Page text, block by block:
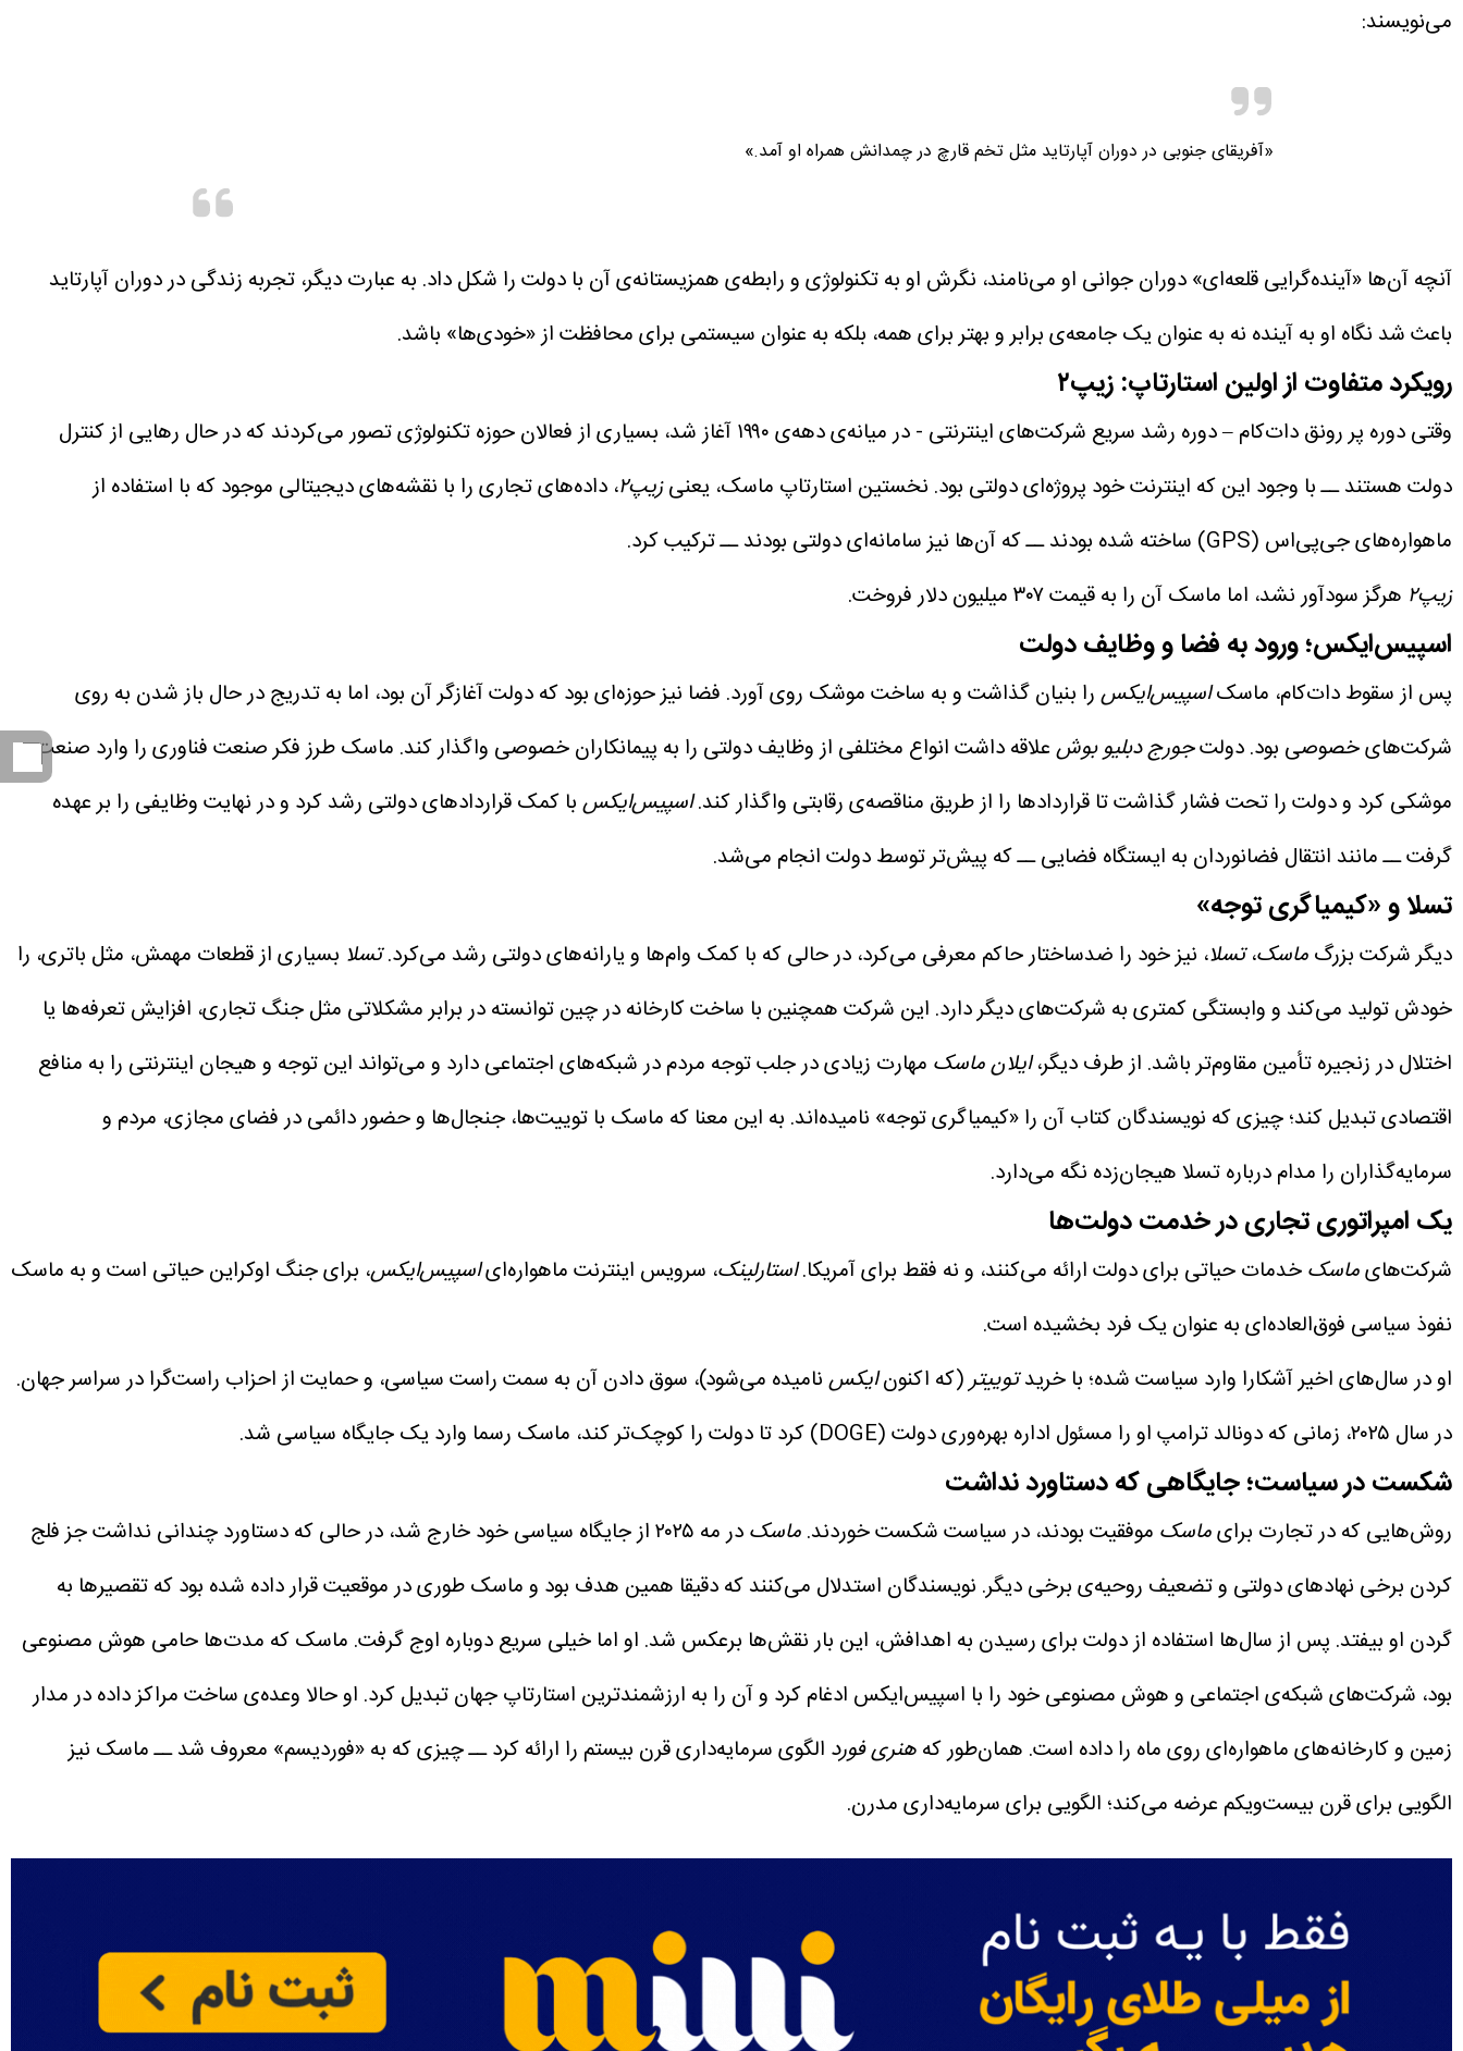
می‌نویسند:
«آفریقای جنوبی در دوران آپارتاید مثل تخم قارچ در چمدانش همراه او آمد.»
آنچه آن‌ها «آینده‌گرایی قلعه‌ای» دوران جوانی او می‌نامند، نگرش او به تکنولوژی و رابطه‌ی همزیستانه‌ی آن با دولت را شکل داد. به عبارت دیگر، تجربه زندگی در دوران آپارتاید
باعث شد نگاه او به آینده نه به‌ عنوان یک جامعه‌ی برابر و بهتر برای همه، بلکه به‌ عنوان سیستمی برای محافظت از «خودی‌ها» باشد.
رویکرد متفاوت از اولین استارتاپ: زیپ۲
وقتی دوره پر رونق دات‌کام – دوره‌ رشد سریع شرکت‌های اینترنتی - در میانه‌ی دهه‌ی ۱۹۹۰ آغاز شد، بسیاری از فعالان حوزه تکنولوژی تصور می‌کردند که در حال رهایی از کنترل
دولت هستند ــ با وجود این ‌که اینترنت خود پروژه‌ای دولتی بود. نخستین استارتاپ ماسک، یعنیزیپ۲ ، داده‌های تجاری را با نقشه‌های دیجیتالی موجود که با استفاده از
ماهواره‌های جی‌پی‌اس (GPS) ساخته شده بودند ــ که آن‌ها نیز سامانه‌ای دولتی بودند ــ ترکیب کرد.
زیپ۲ هرگز سودآور نشد، اما ماسک آن را به قیمت ۳۰۷ میلیون دلار فروخت.
اسپیس‌ایکس؛ ورود به فضا و وظایف دولت
پس از سقوط دات‌کام، ماسکاسپیس‌ایکسرا بنیان گذاشت و به ساخت موشک روی آورد. فضا نیز حوزه‌ای بود که دولت آغازگر آن بود، اما به ‌تدریج در حال باز شدن به روی
شرکت‌های خصوصی بود. دولتجورج دبلیو بوشعلاقه داشت انواع مختلفی از وظایف دولتی را به پیمانکاران خصوصی واگذار کند. ماسک طرز فکر صنعت فناوری را وارد صنعت
موشکی کرد و دولت را تحت فشار گذاشت تا قراردادها را از طریق مناقصه‌ی رقابتی واگذار کند.اسپیس‌ایکسبا کمک قراردادهای دولتی رشد کرد و در نهایت وظایفی را بر عهده
گرفت ــ مانند انتقال فضانوردان به ایستگاه فضایی ــ که پیش‌تر توسط دولت انجام می‌شد.
تسلا و «کیمیاگری توجه»
دیگر شرکت بزرگماسک،تسلا، نیز خود را ضدساختار حاکم معرفی می‌کرد، در حالی که با کمک وام‌ها و یارانه‌های دولتی رشد می‌کرد.تسلا بسیاری از قطعات مهمش، مثل باتری، را
خودش تولید می‌کند و وابستگی کمتری به شرکت‌های دیگر دارد. این شرکت همچنین با ساخت کارخانه در چین توانسته در برابر مشکلاتی مثل جنگ تجاری، افزایش تعرفه‌ها یا
اختلال در زنجیره تأمین مقاوم‌تر باشد. از طرف دیگر،ایلان ماسک مهارت زیادی در جلب توجه مردم در شبکه‌های اجتماعی دارد و می‌تواند این توجه و هیجان اینترنتی را به منافع
اقتصادی تبدیل کند؛ چیزی که نویسندگان کتاب آن را «کیمیاگری توجه» نامیده‌اند. به این معنا که ماسک با توییت‌ها، جنجال‌ها و حضور دائمی در فضای مجازی، مردم و
سرمایه‌گذاران را مدام درباره تسلا هیجان‌زده نگه می‌دارد.
یک امپراتوری تجاری در خدمت دولت‌‌ها
شرکت‌هایماسکخدمات حیاتی برای دولت ارائه می‌کنند، و نه فقط برای آمریکا.استارلینک، سرویس اینترنت ماهواره‌ایاسپیس‌ایکس، برای جنگ اوکراین حیاتی است و به ماسک
نفوذ سیاسی فوق‌العاده‌ای به‌ عنوان یک فرد بخشیده است.
او در سال‌های اخیر آشکارا وارد سیاست شده؛ با خریدتوییتر(که اکنونایکسنامیده می‌شود)، سوق دادن آن به سمت راست سیاسی، و حمایت از احزاب راست‌گرا در سراسر جهان.
در سال ۲۰۲۵، زمانی که دونالد ترامپ او را مسئول اداره بهره‌وری دولت (DOGE) کرد تا دولت را کوچک‌تر کند، ماسک رسما وارد یک جایگاه سیاسی شد.
شکست در سیاست؛ جایگاهی که دستاورد نداشت
روش‌هایی که در تجارت برایماسک موفقیت بودند، در سیاست شکست خوردند.ماسک
در مه ۲۰۲۵ از جایگاه سیاسی خود خارج شد، در حالی که دستاورد چندانی نداشت جز فلج
کردن برخی نهادهای دولتی و تضعیف روحیه‌ی برخی دیگر. نویسندگان استدلال می‌کنند که دقیقا همین هدف بود و ماسک طوری در موقعیت قرار داده شده بود که تقصیرها به
گردن او بیفتد. پس از سال‌ها استفاده از دولت برای رسیدن به اهدافش، این بار نقش‌ها برعکس شد. او اما خیلی سریع دوباره اوج گرفت. ماسک که مدت‌ها حامی هوش مصنوعی
بود، شرکت‌های شبکه‌ی اجتماعی و هوش مصنوعی خود را با اسپیس‌ایکس ادغام کرد و آن را به ارزشمندترین استارتاپ جهان تبدیل کرد. او حالا وعده‌ی ساخت مراکز داده در مدار
زمین و کارخانه‌های ماهواره‌ای روی ماه را داده است. همان‌طور کههنری فورد الگوی سرمایه‌داری قرن بیستم را ارائه کرد ــ چیزی که به «فوردیسم» معروف شد ــ ماسک نیز
الگویی برای قرن بیست‌ویکم عرضه می‌کند؛ الگویی برای سرمایه‌داری مدرن.